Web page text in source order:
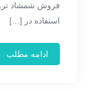
فروش شمشاد
استفاده در […]
ادامه مطلب